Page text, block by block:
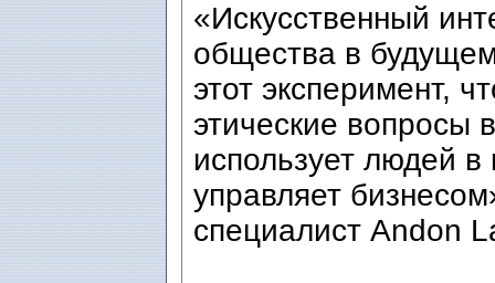
«Искусственный
общества в
этот эксперимент,
этические вопросы
использует людей
управляет
специалист Andon